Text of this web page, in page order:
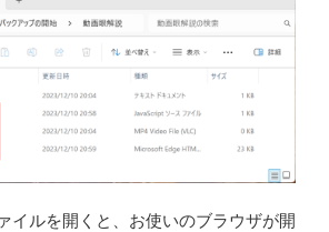
イルを開くと、お使いのブラウザが開